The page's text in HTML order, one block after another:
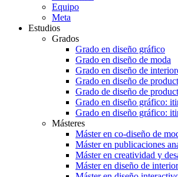
Equipo
Meta
Estudios
Grados
Grado en diseño gráfico
Grado en diseño de moda
Grado en diseño de
Grado en diseño de
Grado de diseño de
Grado en diseño gráfico:
Grado en diseño gráfico:
Másteres
Máster en co-diseño de
Máster en publicaciones
Máster en creatividad y
Máster en diseño de